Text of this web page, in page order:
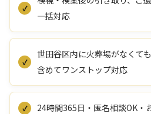
一括対応
世田谷区内に火葬場がなくて
含めてワンストップ対応
24時間365日・匿名相談OK・